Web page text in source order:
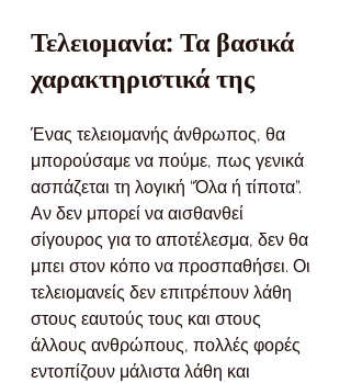
Τελειομανία: Τα βασικά
χαρακτηριστικά της
Ένας τελειομανής άνθρωπος, θα
μπορούσαμε να πούμε, πως γενικά
ασπάζεται τη λογική “Όλα ή τίποτα”.
Αν δεν μπορεί να αισθανθεί
σίγουρος για το αποτέλεσμα, δεν θα
μπει στον κόπο να προσπαθήσει. Οι
τελειομανείς δεν επιτρέπουν λάθη
στους εαυτούς τους και στους
άλλους ανθρώπους, πολλές φορές
εντοπίζουν μάλιστα λάθη και